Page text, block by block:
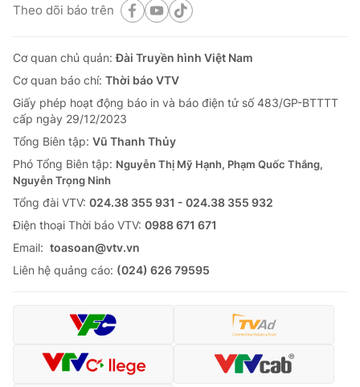
Theo dõi báo trên
Cơ quan chủ quản:Đài Truyền hình Việt Nam
Cơ quan báo chí: Thời báo VTV
Giấy phép hoạt động báo in và báo điện tử số 483/GP-BTTTT
cấp ngày 29/12/2023
Tổng Biên tập: Vũ Thanh Thủy
Phó Tổng Biên tập: Nguyễn Thị Mỹ Hạnh, Phạm Quốc Thắng,
Nguyễn Trọng Ninh
Tổng đài VTV: 024.38 355 931 - 024.38 355 932
Ðiện thoại Thời báo VTV: 0988 671 671
Email: toasoan@vtv.vn
Liên hệ quảng cáo: (024) 626 79595